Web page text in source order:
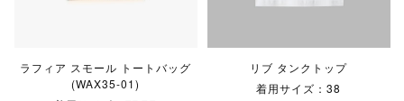
ラフィア スモール トートバッグ
(WAX35-01)
リブ タンクトップ
着用サイズ：38